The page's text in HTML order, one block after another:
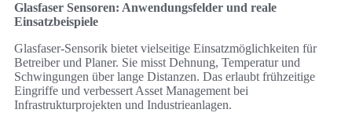
Glasfaser Sensoren: Anwendungsfelder und reale
Einsatzbeispiele
Glasfaser-Sensorik bietet vielseitige Einsatzmöglichkeiten für
Betreiber und Planer. Sie misst Dehnung, Temperatur und
Schwingungen über lange Distanzen. Das erlaubt frühzeitige
Eingriffe und verbessert Asset Management bei
Infrastrukturprojekten und Industrieanlagen.